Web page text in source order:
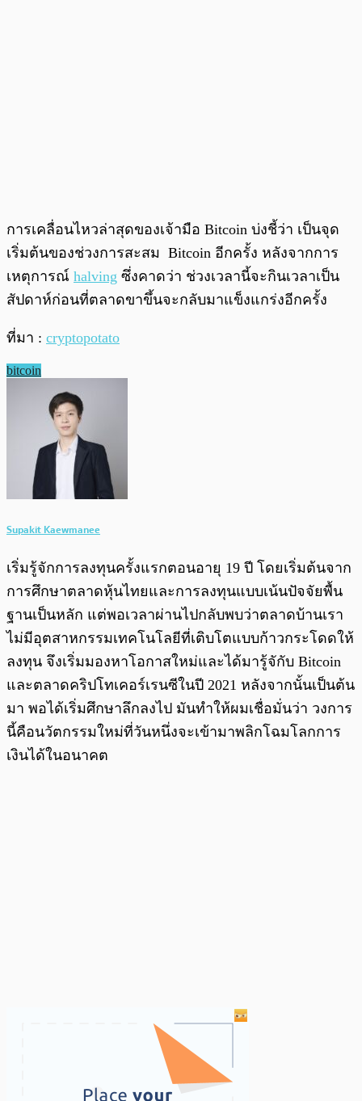
การเคลื่อนไหวล่าสุดของเจ้ามือ Bitcoin บ่งชี้ว่า เป็นจุด
เริ่มต้นของช่วงการสะสม Bitcoin อีกครั้ง หลังจากการ
เหตุการณ์ halving ซึ่งคาดว่า ช่วงเวลานี้จะกินเวลาเป็น
สัปดาห์ก่อนที่ตลาดขาขึ้นจะกลับมาแข็งแกร่งอีกครั้ง
ที่มา : cryptopotato
bitcoin
Supakit Kaewmanee
เริ่มรู้จักการลงทุนครั้งแรกตอนอายุ 19 ปี โดยเริ่มต้นจาก
การศึกษาตลาดหุ้นไทยและการลงทุนแบบเน้นปัจจัยพื้น
ฐานเป็นหลัก แต่พอเวลาผ่านไปกลับพบว่าตลาดบ้านเรา
ไม่มีอุตสาหกรรมเทคโนโลยีที่เติบโตแบบก้าวกระโดดให้
ลงทุน จึงเริ่มมองหาโอกาสใหม่และได้มารู้จักับ Bitcoin
และตลาดคริปโทเคอร์เรนซีในปี 2021 หลังจากนั้นเป็นต้น
มา พอได้เริ่มศึกษาลึกลงไป มันทำให้ผมเชื่อมั่นว่า วงการ
นี้คือนวัตกรรมใหม่ที่วันหนึ่งจะเข้ามาพลิกโฉมโลกการ
เงินได้ในอนาคต